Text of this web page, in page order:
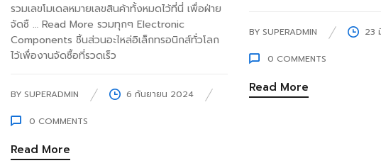
รวมเลขโมเดลหมายเลขสินค้าทั้งหมดไว้ที่นี่ เพื่อฝ่าย
จัดซื … Read More รวมทุกๆ Electronic
Components ชิ้นส่วนอะไหล่อิเล็กทรอนิกส์ทั่วโลก
ไว้เพื่องานจัดซื้อที่รวดเร็ว
BY SUPERADMIN 6 กันยายน 2024
0 COMMENTS
Read More
BY SUPERADMIN 23
0 COMMENTS
Read More